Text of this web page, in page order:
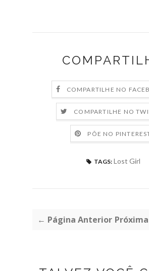
COMPARTILHE NO
COMPARTILHE NO
PÕE NO
TAGS: Lost Girl
← Página Anterior